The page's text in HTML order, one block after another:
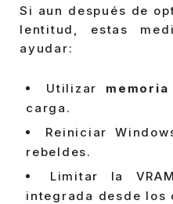
Si aun después de
lentitud, estas
ayudar:
Utilizar
carga.
Reiniciar
rebeldes.
Limitar la
integrada desde los